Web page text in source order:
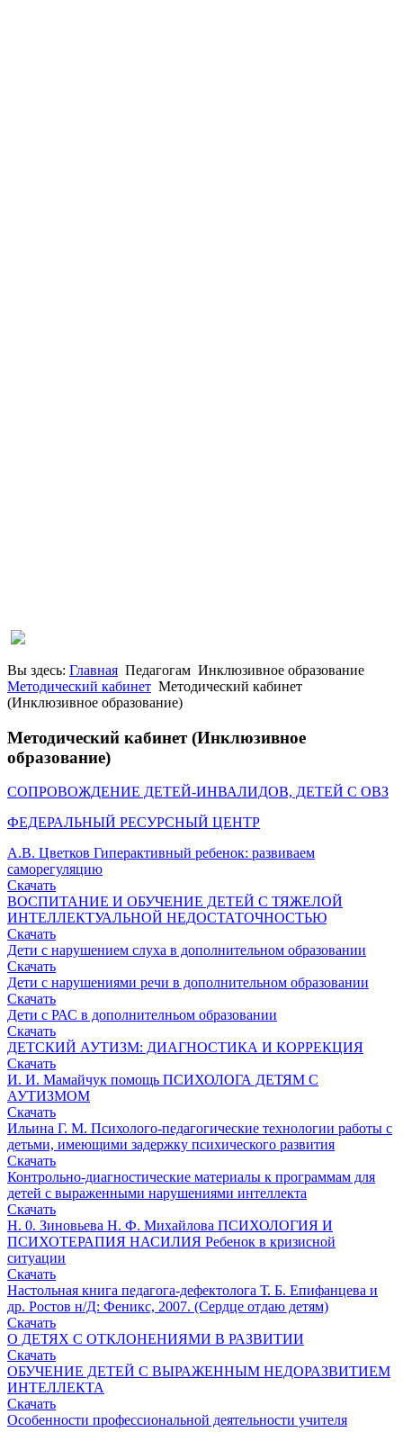
Вы здесь: Главная Педагогам Инклюзивное образование
Методический кабинет Методический кабинет
(Инклюзивное образование)
Методический кабинет (Инклюзивное
образование)
СОПРОВОЖДЕНИЕ ДЕТЕЙ-ИНВАЛИДОВ, ДЕТЕЙ С ОВЗ
ФЕДЕРАЛЬНЫЙ РЕСУРСНЫЙ ЦЕНТР
А.В. Цветков Гиперактивный ребенок: развиваем
саморегуляцию
Скачать
ВОСПИТАНИЕ И ОБУЧЕНИЕ ДЕТЕЙ С ТЯЖЕЛОЙ
ИНТЕЛЛЕКТУАЛЬНОЙ НЕДОСТАТОЧНОСТЬЮ
Скачать
Дети с нарушением слуха в дополнительном образовании
Скачать
Дети с нарушениями речи в дополнительном образовании
Скачать
Дети с РАС в дополнителньом образовании
Скачать
ДЕТСКИЙ АУТИЗМ: ДИАГНОСТИКА И КОРРЕКЦИЯ
Скачать
И. И. Мамайчук помощь ПСИХОЛОГА ДЕТЯМ С
АУТИЗМОМ
Скачать
Ильина Г. М. Психолого-педагогические технологии работы с
детьми, имеющими задержку психического развития
Скачать
Контрольно-диагностические материалы к программам для
детей с выраженными нарушениями интеллекта
Скачать
Н. 0. Зиновьева Н. Ф. Михайлова ПСИХОЛОГИЯ И
ПСИХОТЕРАПИЯ НАСИЛИЯ Ребенок в кризисной
ситуации
Скачать
Настольная книга педагога-дефектолога Т. Б. Епифанцева и
др. Ростов н/Д: Феникс, 2007. (Сердце отдаю детям)
Скачать
О ДЕТЯХ С ОТКЛОНЕНИЯМИ В РАЗВИТИИ
Скачать
ОБУЧЕНИЕ ДЕТЕЙ С ВЫРАЖЕННЫМ НЕДОРАЗВИТИЕМ
ИНТЕЛЛЕКТА
Скачать
Особенности профессиональной деятельности учителя